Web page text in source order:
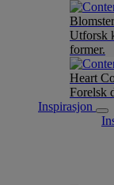
Utforsk
former.
Heart
Forelsk
Inspirasjon